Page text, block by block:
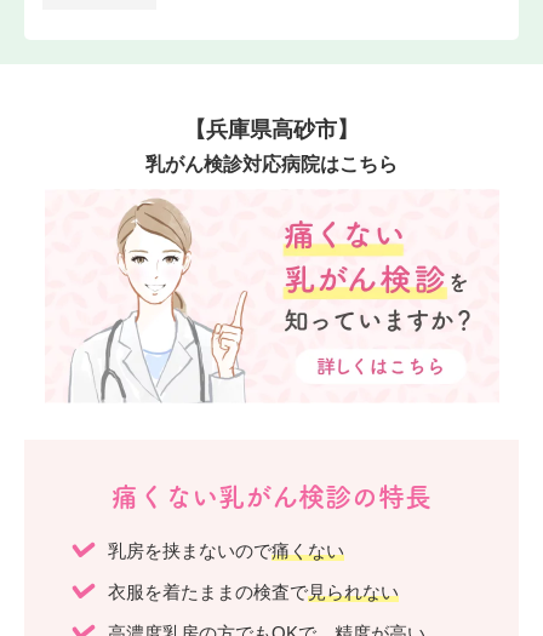
【兵庫県高砂市】
乳がん検診対応病院はこちら
痛くない乳がん検診の特長
乳房を挟まないので痛くない
衣服を着たままの検査で見られない